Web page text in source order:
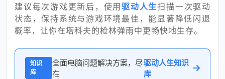
建议每次游戏更新后，使用驱动人生扫描一次驱动
状态，保持系统与游戏环境最佳，能显著降低闪退
概率，让你在塔科夫的枪林弹雨中更畅快地生存。
知识
库
全面电脑问题解决方案，尽
在
驱动人生知识
库